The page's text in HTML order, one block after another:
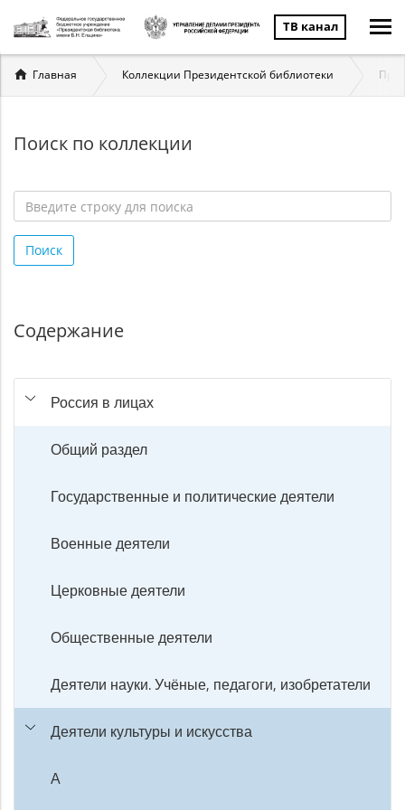
ТВ канал
Вы
здесь
Главная Коллекции Президентской библиотеки
Поиск по коллекции
строку
для
Поиск
Содержание
Россия в лицах
Общий раздел
Государственные и политические деятели
Военные деятели
Церковные деятели
Общественные деятели
Деятели науки. Учёные, педагоги, изобретатели
Деятели культуры и искусства
А